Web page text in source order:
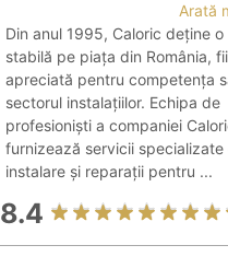
Arată
Din anul 1995, Caloric deține
stabilă pe piața din România,
apreciată pentru competența
sectorul instalațiilor. Echipa de
profesioniști a companiei
furnizează servicii specializate
instalare și reparații pentru ...
8.4